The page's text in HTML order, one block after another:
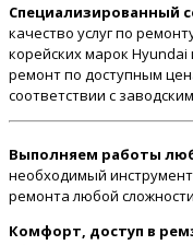
Специализированный
качество услуг по
корейских марок
ремонт по доступным
соответствии с
Выполняем работы
необходимый
ремонта любой
Комфорт, доступ в